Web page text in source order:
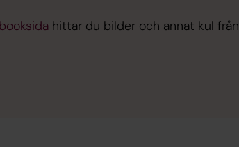
hittar du bilder och annat kul från